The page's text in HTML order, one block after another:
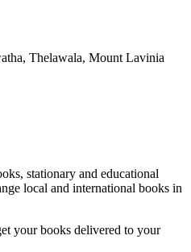
Thelawala, Mount Lavinia
stationary and educational
local and international books in
your books delivered to your